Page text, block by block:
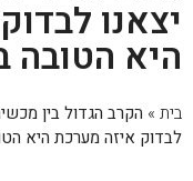
יצאנו
היא הטובה
בית» הקרב הגדול בין
לבדוק איזה מערכת היא